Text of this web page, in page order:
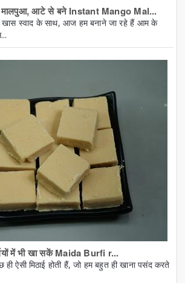
आटे से बने Instant Mango Mal...
स्वाद के साथ, आज हम बनाने जा रहे हैं आम के
में भी खा सकें Maida Burfi r...
ही ऐसी मिठाई होती हैं, जो हम बहुत ही खाना पसंद करते